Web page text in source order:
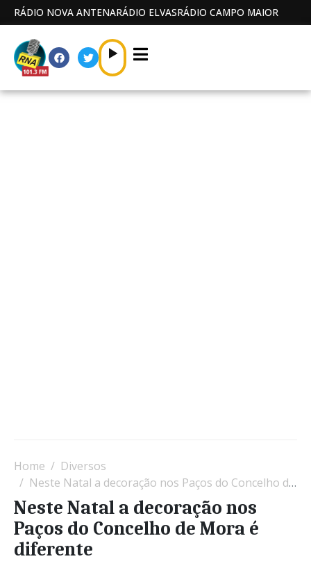
RÁDIO NOVA ANTENARÁDIO ELVASRÁDIO CAMPO MAIOR
Home
Diversos
Neste Natal a decoração nos Paços do Concelho de Mora é diferente
Neste Natal a decoração nos
Paços do Concelho de Mora é
diferente